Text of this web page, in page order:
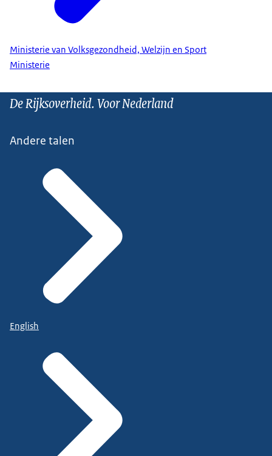
Ministerie van Volksgezondheid, Welzijn en Sport
Ministerie
De Rijksoverheid. Voor Nederland
Andere talen
English